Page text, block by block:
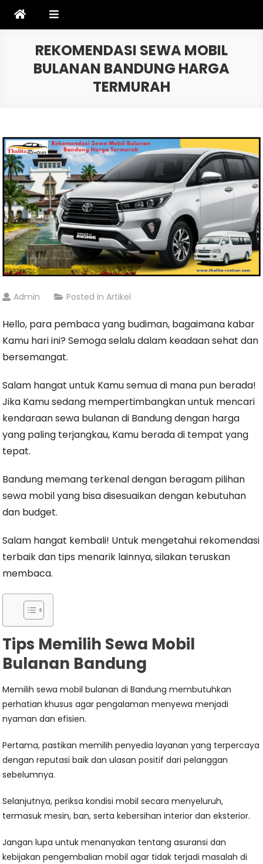
REKOMENDASI SEWA MOBIL
BULANAN BANDUNG HARGA
TERMURAH
Admin Posted InArtikel
Hello, para pembaca yang budiman, bagaimana kabar
Kamu hari ini? Semoga selalu dalam keadaan sehat dan
bersemangat.
Salam hangat untuk Kamu semua di mana pun berada!
Jika Kamu sedang mempertimbangkan untuk mencari
kendaraan sewa bulanan di Bandung dengan harga
yang paling terjangkau, Kamu berada di tempat yang
tepat.
Bandung memang terkenal dengan beragam pilihan
sewa mobil yang bisa disesuaikan dengan kebutuhan
dan budget.
Salam hangat kembali! Untuk mengetahui rekomendasi
terbaik dan tips menarik lainnya, silakan teruskan
membaca.
Tips Memilih Sewa Mobil
Bulanan Bandung
Memilih sewa mobil bulanan di Bandung membutuhkan
perhatian khusus agar pengalaman menyewa menjadi
nyaman dan efisien.
Pertama, pastikan memilih penyedia layanan yang terpercaya
dengan reputasi baik dan ulasan positif dari pelanggan
sebelumnya.
Selanjutnya, periksa kondisi mobil secara menyeluruh,
termasuk mesin, ban, serta kebersihan interior dan eksterior.
Jangan lupa untuk menanyakan tentang asuransi dan
kebijakan pengembalian mobil agar tidak terjadi masalah di